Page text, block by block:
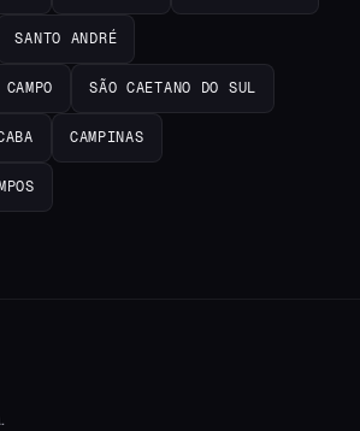
SANTO ANDRÉ
SÃO CAETANO DO SUL
CAMPINAS